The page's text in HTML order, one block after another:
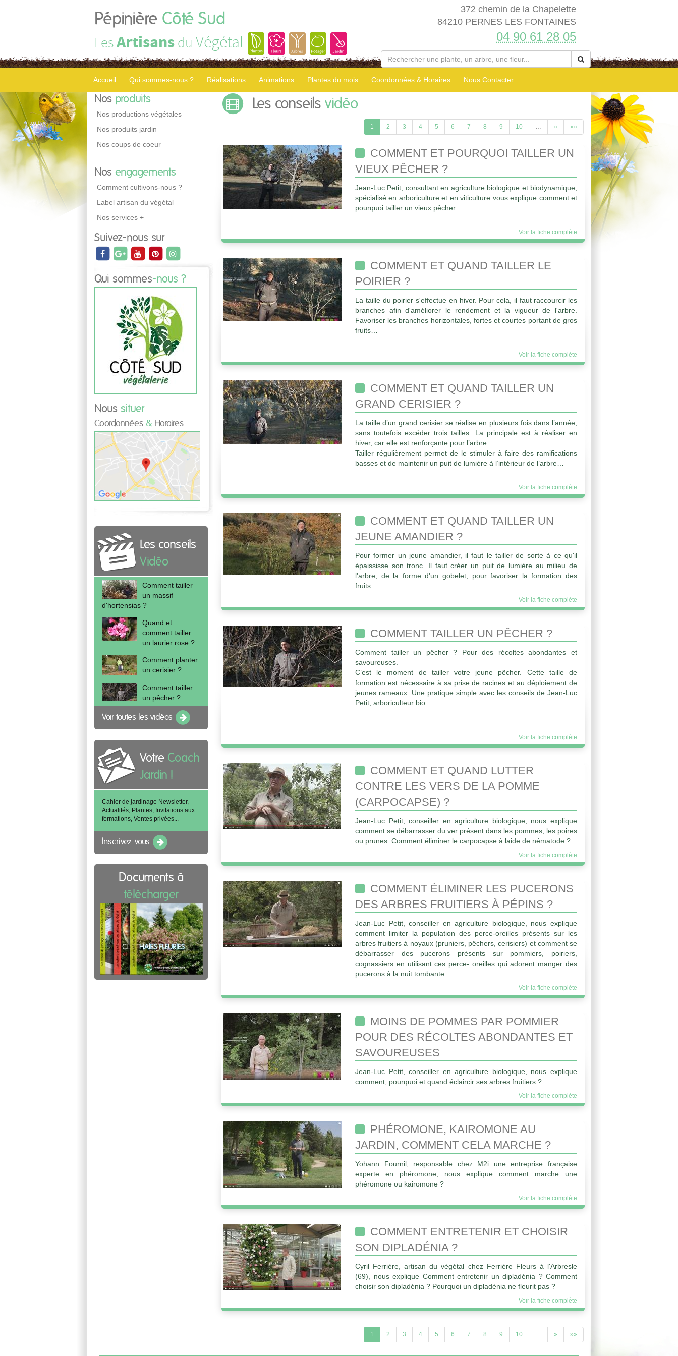
Pépinière Côté Sud
LesArtisans du Végétal
372 chemin de la Chapelette
84210 PERNES LES FONTAINES
04 90 61 28 05
Accueil Qui sommes-nous ? Réalisations Animations Plantes du mois Coordonnées & Horaires Nous Contacter
Nos produits
Nos productions végétales
Nos produits jardin
Nos coups de coeur
Nos engagements
Comment cultivons-nous ?
Label artisan du végétal
Nos services +
Suivez-nous sur
Qui sommes-nous ?
Nous situer
Coordonnées & Horaires
Les conseils
Vidéo
Comment tailler
un massif
d'hortensias ?
Quand et
comment tailler
un laurier rose ?
Comment planter
un cerisier ?
Comment tailler
un pêcher ?
Voir toutes les vidéos
Votre Coach
Jardin !
Cahier de jardinage Newsletter,
Actualités, Plantes, Invitations aux
formations, Ventes privées...
Inscrivez-vous
Documents à
télécharger
Les conseils vidéo
1 2 3 4 5 6 7 8 9 10 … » »»
COMMENT ET POURQUOI TAILLER UN
VIEUX PÊCHER ?
Jean-Luc Petit, consultant en agriculture biologique et biodynamique,
spécialisé en arboriculture et en viticulture vous explique comment et
pourquoi tailler un vieux pêcher.
Voir la fiche complète
COMMENT ET QUAND TAILLER LE
POIRIER ?
La taille du poirier s'effectue en hiver. Pour cela, il faut raccourcir les
branches afin d'améliorer le rendement et la vigueur de l'arbre.
Favoriser les branches horizontales, fortes et courtes portant de gros
fruits…
Voir la fiche complète
COMMENT ET QUAND TAILLER UN
GRAND CERISIER ?
La taille d’un grand cerisier se réalise en plusieurs fois dans l’année,
sans toutefois excéder trois tailles. La principale est à réaliser en
hiver, car elle est renforçante pour l’arbre.
Tailler régulièrement permet de le stimuler à faire des ramifications
basses et de maintenir un puit de lumière à l’intérieur de l’arbre…
Voir la fiche complète
COMMENT ET QUAND TAILLER UN
JEUNE AMANDIER ?
Pour former un jeune amandier, il faut le tailler de sorte à ce qu'il
épaississe son tronc. Il faut créer un puit de lumière au milieu de
l'arbre, de la forme d'un gobelet, pour favoriser la formation des
fruits.
Voir la fiche complète
COMMENT TAILLER UN PÊCHER ?
Comment tailler un pêcher ? Pour des récoltes abondantes et
savoureuses.
C’est le moment de tailler votre jeune pêcher. Cette taille de
formation est nécessaire à sa prise de racines et au déploiement de
jeunes rameaux. Une pratique simple avec les conseils de Jean-Luc
Petit, arboriculteur bio.
Voir la fiche complète
COMMENT ET QUAND LUTTER
CONTRE LES VERS DE LA POMME
(CARPOCAPSE) ?
Jean-Luc Petit, conseiller en agriculture biologique, nous explique
comment se débarrasser du ver présent dans les pommes, les poires
ou prunes. Comment éliminer le carpocapse à laide de nématode ?
Voir la fiche complète
COMMENT ÉLIMINER LES PUCERONS
DES ARBRES FRUITIERS À PÉPINS ?
Jean-Luc Petit, conseiller en agriculture biologique, nous explique
comment limiter la population des perce-oreilles présents sur les
arbres fruitiers à noyaux (pruniers, pêchers, cerisiers) et comment se
débarrasser des pucerons présents sur pommiers, poiriers,
cognassiers en utilisant ces perce- oreilles qui adorent manger des
pucerons à la nuit tombante.
Voir la fiche complète
MOINS DE POMMES PAR POMMIER
POUR DES RÉCOLTES ABONDANTES ET
SAVOUREUSES
Jean-Luc Petit, conseiller en agriculture biologique, nous explique
comment, pourquoi et quand éclaircir ses arbres fruitiers ?
Voir la fiche complète
PHÉROMONE, KAIROMONE AU
JARDIN, COMMENT CELA MARCHE ?
Yohann Fournil, responsable chez M2i une entreprise française
experte en phéromone, nous explique comment marche une
phéromone ou kairomone ?
Voir la fiche complète
COMMENT ENTRETENIR ET CHOISIR
SON DIPLADÉNIA ?
Cyril Ferrière, artisan du végétal chez Ferrière Fleurs à l'Arbresle
(69), nous explique Comment entretenir un dipladénia ? Comment
choisir son dipladénia ? Pourquoi un dipladénia ne fleurit pas ?
Voir la fiche complète
1 2 3 4 5 6 7 8 9 10 … » »»